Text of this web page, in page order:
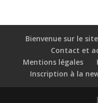
Bienvenue sur le
Contact et
Mentions légales
Inscription à la